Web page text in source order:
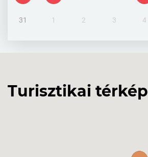
31 1 2 3 4
Turisztikai térkép